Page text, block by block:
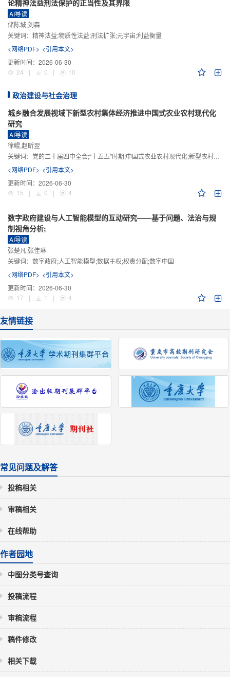
论精神法益刑法保护的正当性及其界限
AI导读
储陈城,刘森
关键词： 精神法益;物质性法益;刑法扩张;元宇宙;利益衡量
<网络PDF> <引用本文>
更新时间： 2026-06-30
24
| 0 | 10
政治建设与社会治理
城乡融合发展视域下新型农村集体经济推进中国式农业农村现代化
研究
AI导读
徐鲲,赵昕翌
关键词： 党的二十届四中全会;“十五五”时期;中国式农业农村现代化;新型农村集体经济;城乡融合发展;新质生产力
<网络PDF> <引用本文>
更新时间： 2026-06-30
15
| 0 | 4
数字政府建设与人工智能模型的互动研究——基于问题、法治与规
制视角分析;
AI导读
张楚凡,张佳琳
关键词： 数字政府;人工智能模型;数据主权;权责分配;数字中国
<网络PDF> <引用本文>
更新时间： 2026-06-30
17
| 1 | 4
友情链接
常见问题及解答
投稿相关
审稿相关
在线帮助
作者园地
中图分类号查询
投稿流程
审稿流程
稿件修改
相关下载